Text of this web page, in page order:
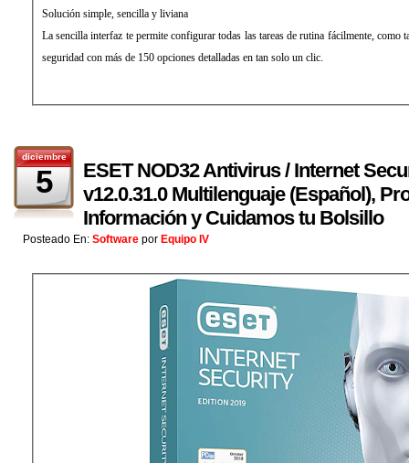
Solución simple, sencilla y liviana
La sencilla interfaz te permite configurar todas las tareas de rutina fácilmente, como
seguridad con más de 150 opciones detalladas en tan solo un clic.
diciembre
5
ESET NOD32 Antivirus / Internet
v12.0.31.0 Multilenguaje (Español),
Información y Cuidamos tu Bolsillo
Posteado En: Software por Equipo IV